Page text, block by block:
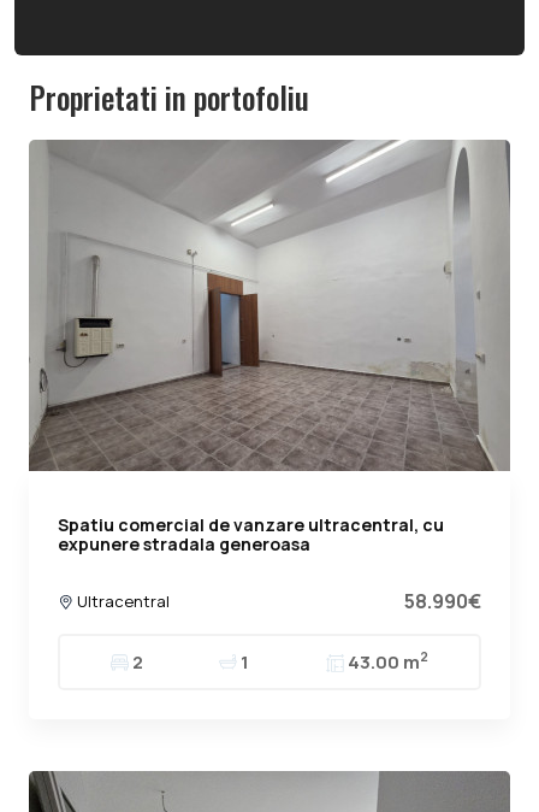
Proprietati in portofoliu
Spatiu comercial de vanzare ultracentral, cu
expunere stradala generoasa
Ultracentral 58.990€
2 1 43.00 m2